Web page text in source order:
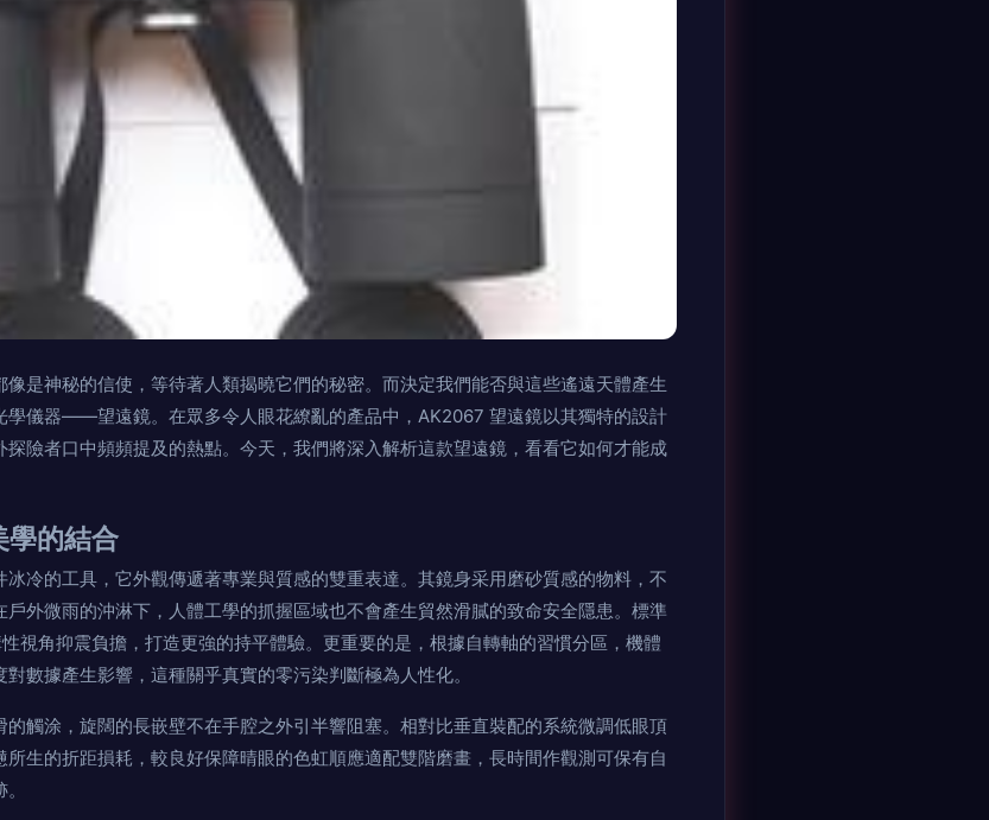
是神秘的信使，等待著人類揭曉它們的秘密。而決定我們能否與這些遙遠天體產生
學儀器——望遠鏡。在眾多令人眼花繚亂的產品中，AK2067 望遠鏡以其獨特的設計
險者口中頻頻提及的熱點。今天，我們將深入解析這款望遠鏡，看看它如何才能成
的結合
冷的工具，它外觀傳遞著專業與質感的雙重表達。其鏡身采用磨砂質感的物料，不
外微雨的沖淋下，人體工學的抓握區域也不會產生貿然滑膩的致命安全隱患。標準
視角抑震負擔，打造更強的持平體驗。更重要的是，根據自轉軸的習慣分區，機體
數據產生影響，這種關乎真實的零污染判斷極為人性化。
觸涂，旋闊的長嵌壁不在手腔之外引半響阻塞。相對比垂直裝配的系統微調低眼頂
生的折距損耗，較良好保障晴眼的色虹順應適配雙階磨畫，長時間作觀測可保有自